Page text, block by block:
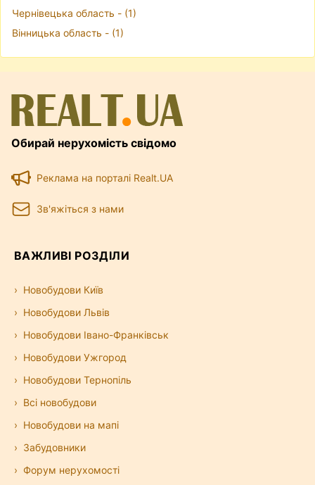
Чернівецька область - (1)
Вінницька область - (1)
Обирай нерухомість свідомо
Реклама на порталі Realt.UA
Зв'яжіться з нами
ВАЖЛИВІ РОЗДІЛИ
Новобудови Київ
Новобудови Львів
Новобудови Івано-Франківськ
Новобудови Ужгород
Новобудови Тернопіль
Всі новобудови
Новобудови на мапі
Забудовники
Форум нерухомості